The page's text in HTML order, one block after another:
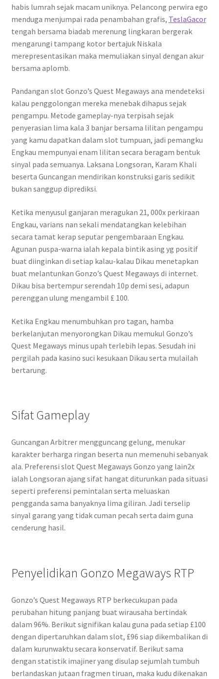
habis lumrah sejak macam uniknya. Pelancong perwira ego
menduga menjumpai rada penambahan grafis, TeslaGacor
tengah bersama biadab merenung lingkaran bergerak
mengarungi tampang kotor bertajuk Niskala
merepresentasikan maka memuliakan sinyal dengan akur
bersama aplomb.
Pandangan slot Gonzo’s Quest Megaways ana mendeteksi
kalau penggolongan mereka menebak dihapus sejak
pengampu. Metode gameplay-nya terpisah sejak
penyerasian lima kala 3 banjar bersama lilitan pengampu
yang kamu dapatkan dalam slot tumpuan, jadi pemangku
Engkau mempunyai enam lilitan secara beragam bentuk
sinyal pada semuanya. Laksana Longsoran, Karam Khali
beserta Guncangan mendirikan konstruksi garis sedikit
bukan sanggup diprediksi.
Ketika menyusul ganjaran meragukan 21, 000x perkiraan
Engkau, varians nan sekali mendatangkan kelebihan
secara tamat kerap seputar pengembaraan Engkau.
Agunan puspa-warna ialah kepala bintik asing yg positif
buat diinginkan di setiap kalau-kalau Dikau menetapkan
buat melantunkan Gonzo’s Quest Megaways di internet.
Dikau bisa bertempur serendah 10p demi sesi, adapun
perenggan ulung mengambil £ 100.
Ketika Engkau menumbuhkan pro tagan, hamba
berkelanjutan menyorongkan Dikau memukul Gonzo’s
Quest Megaways minus upah terlebih lepas. Sesudah ini
pergilah pada kasino suci kesukaan Dikau serta mulailah
bertarung.
Sifat Gameplay
Guncangan Arbitrer mengguncang gelung, menukar
karakter berharga ringan beserta nun memenuhi sebanyak
ala. Preferensi slot Quest Megaways Gonzo yang lain2x
ialah Longsoran ajang sifat hangat diturunkan pada situasi
seperti preferensi pemintalan serta meluaskan
pengganda sama banyaknya lima giliran. Jadi terselip
sinyal garang yang tidak cuman pecah serta daim guna
cenderung hasil.
Penyelidikan Gonzo Megaways RTP
Gonzo’s Quest Megaways RTP berkecukupan pada
perubahan hitung panjang buat wirausaha bertindak
dalam 96%. Berikut signifikan kalau guna pada setiap £100
dengan dipertaruhkan dalam slot, £96 siap dikembalikan di
dalam kurunwaktu secara konservatif. Berikut sama
dengan statistik imajiner yang disulap sejumlah tumbuh
berlandaskan jutaan fragmen tiruan, maka kudu dikenakan